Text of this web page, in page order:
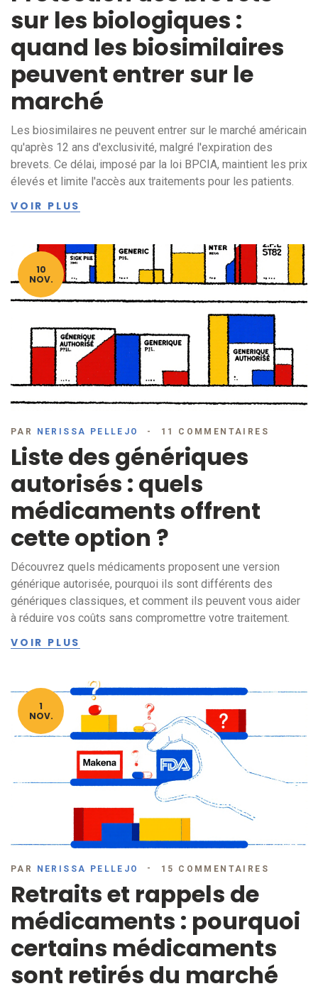
sur les biologiques :
quand les biosimilaires
peuvent entrer sur le
marché
Les biosimilaires ne peuvent entrer sur le marché américain
qu'après 12 ans d'exclusivité, malgré l'expiration des
brevets. Ce délai, imposé par la loi BPCIA, maintient les prix
élevés et limite l'accès aux traitements pour les patients.
VOIR PLUS
10
NOV.
PAR NERISSA PELLEJO 11 COMMENTAIRES
Liste des génériques
autorisés : quels
médicaments offrent
cette option ?
Découvrez quels médicaments proposent une version
générique autorisée, pourquoi ils sont différents des
génériques classiques, et comment ils peuvent vous aider
à réduire vos coûts sans compromettre votre traitement.
VOIR PLUS
1
NOV.
PAR NERISSA PELLEJO 15 COMMENTAIRES
Retraits et rappels de
médicaments : pourquoi
certains médicaments
sont retirés du marché